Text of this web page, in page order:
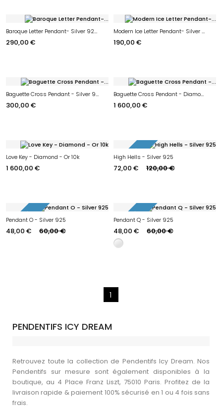
Baroque Letter Pendant- Silver 925 - Moissanite
290,00 €
Modern Ice Letter Pendant- Silver 925 - Moissanite
190,00 €
Baguette Cross Pendant - Silver 925 - Moissanite
300,00 €
Baguette Cross Pendant - Diamond - Or 10k - Limited edition
1 600,00 €
Love Key - Diamond - Or 10k
1 600,00 €
-40%
High Hells - Silver 925
72,00 € 120,00 €
-20%
Pendant O - Silver 925
48,00 € 60,00 €
-20%
Pendant Q - Silver 925
48,00 € 60,00 €
1
PENDENTIFS ICY DREAM
Retrouvez toute la collection de Pendentifs Icy Dream. Nos
Pendentifs sur mesure sont également disponibles à la
boutique, au 4 Place Franz Liszt, 75010 Paris. Profitez de la
livraison rapide & paiement 100% sécurisé en 1 ou 4 fois sans
frais.